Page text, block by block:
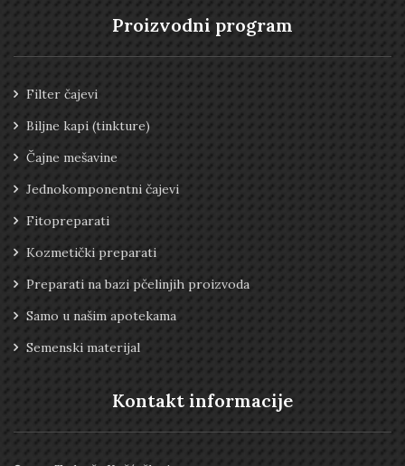
Proizvodni program
Filter čajevi
Biljne kapi (tinkture)
Čajne mešavine
Jednokomponentni čajevi
Fitopreparati
Kozmetički preparati
Preparati na bazi pčelinjih proizvoda
Samo u našim apotekama
Semenski materijal
Kontakt informacije